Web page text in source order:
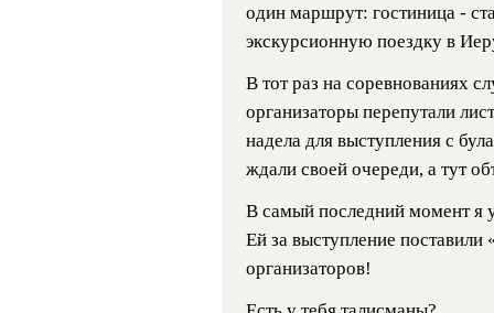
один маршрут: гостиница -
экскурсионную поездку в
В тот раз на соревнованиях
организаторы перепутали
надела для выступления с
ждали своей очереди, а тут
В самый последний момент я
Ей за выступление поставили
организаторов!